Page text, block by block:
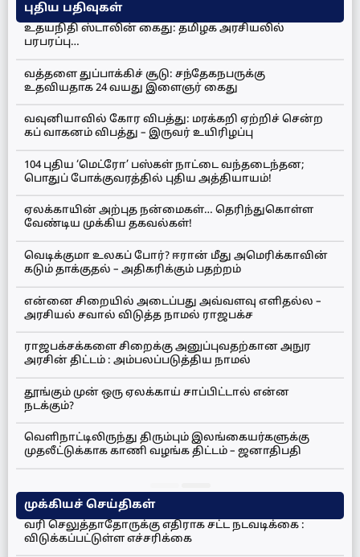
புதிய பதிவுகள்
உதயநிதி ஸ்டாலின் கைது: தமிழக அரசியலில்
பரபரப்பு…
வத்தளை துப்பாக்கிச் சூடு: சந்தேகநபருக்கு
உதவியதாக 24 வயது இளைஞர் கைது
வவுனியாவில் கோர விபத்து: மரக்கறி ஏற்றிச் சென்ற
கப் வாகனம் விபத்து – இருவர் உயிரிழப்பு
104 புதிய ‘மெட்ரோ’ பஸ்கள் நாட்டை வந்தடைந்தன;
பொதுப் போக்குவரத்தில் புதிய அத்தியாயம்!
ஏலக்காயின் அற்புத நன்மைகள்… தெரிந்துகொள்ள
வேண்டிய முக்கிய தகவல்கள்!
வெடிக்குமா உலகப் போர்? ஈரான் மீது அமெரிக்காவின்
கடும் தாக்குதல் – அதிகரிக்கும் பதற்றம்
என்னை சிறையில் அடைப்பது அவ்வளவு எளிதல்ல –
அரசியல் சவால் விடுத்த நாமல் ராஜபக்ச
ராஜபக்சக்களை சிறைக்கு அனுப்புவதற்கான அநுர
அரசின் திட்டம் : அம்பலப்படுத்திய நாமல்
தூங்கும் முன் ஒரு ஏலக்காய் சாப்பிட்டால் என்ன
நடக்கும்?
வெளிநாட்டிலிருந்து திரும்பும் இலங்கையர்களுக்கு
முதலீட்டுக்காக காணி வழங்க திட்டம் – ஜனாதிபதி
முக்கியச் செய்திகள்
வரி செலுத்தாதோருக்கு எதிராக சட்ட நடவடிக்கை :
விடுக்கப்பட்டுள்ள எச்சரிக்கை